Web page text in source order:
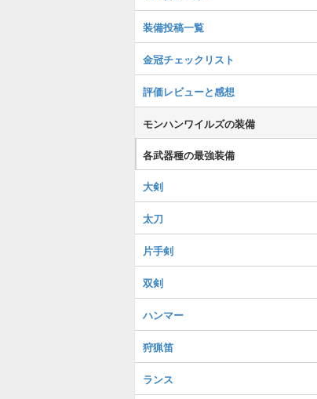
装備投稿一覧
金冠チェックリスト
評価レビューと感想
モンハンワイルズの装備
各武器種の最強装備
大剣
太刀
片手剣
双剣
ハンマー
狩猟笛
ランス